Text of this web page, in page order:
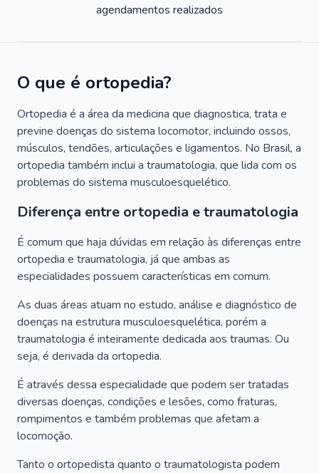
agendamentos realizados
O que é ortopedia?
Ortopedia é a área da medicina que diagnostica, trata e
previne doenças do sistema locomotor, incluindo ossos,
músculos, tendões, articulações e ligamentos. No Brasil, a
ortopedia também inclui a traumatologia, que lida com os
problemas do sistema musculoesquelético.
Diferença entre ortopedia e traumatologia
É comum que haja dúvidas em relação às diferenças entre
ortopedia e traumatologia, já que ambas as
especialidades possuem características em comum.
As duas áreas atuam no estudo, análise e diagnóstico de
doenças na estrutura musculoesquelética, porém a
traumatologia é inteiramente dedicada aos traumas. Ou
seja, é derivada da ortopedia.
É através dessa especialidade que podem ser tratadas
diversas doenças, condições e lesões, como fraturas,
rompimentos e também problemas que afetam a
locomoção.
Tanto o ortopedista quanto o traumatologista podem